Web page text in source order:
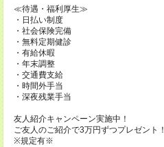
≪待遇・福利厚生≫
・日払い制度
・社会保険完備
・無料定期健診
・有給休暇
・年末調整
・交通費支給
・時間外手当
・深夜残業手当
友人紹介キャンペーン実施中！
ご友人のご紹介で3万円ずつプレゼント！
※規定有※